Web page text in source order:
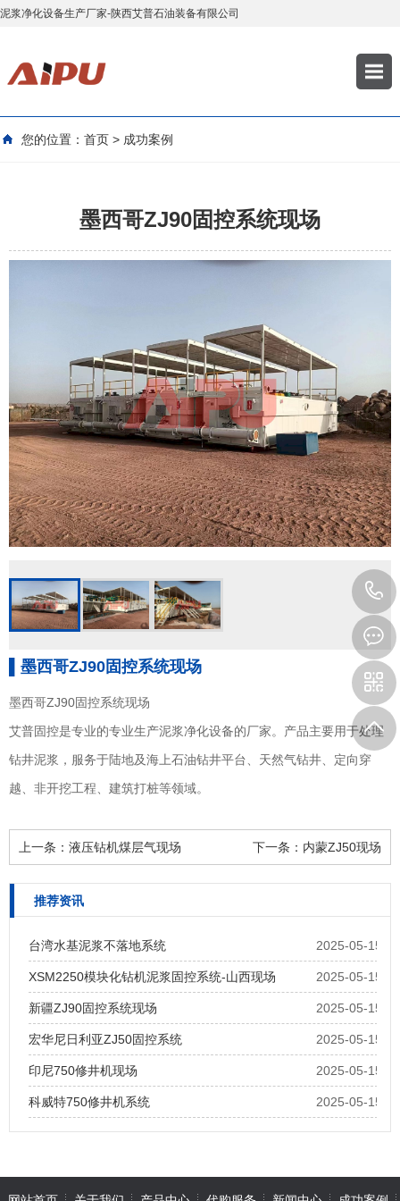
泥浆净化设备生产厂家-陕西艾普石油装备有限公司
您的位置： 首页 > 成功案例
墨西哥ZJ90固控系统现场
▌墨西哥ZJ90固控系统现场
墨西哥ZJ90固控系统现场
艾普固控是专业的专业生产泥浆净化设备的厂家。产品主要用于处理
钻井泥浆，服务于陆地及海上石油钻井平台、天然气钻井、定向穿
越、非开挖工程、建筑打桩等领域。
上一条： 液压钻机煤层气现场 下一条： 内蒙ZJ50现场
推荐资讯
2025-05-15
台湾水基泥浆不落地系统
2025-05-15
XSM2250模块化钻机泥浆固控系统-山西现场
2025-05-15
新疆ZJ90固控系统现场
2025-05-15
宏华尼日利亚ZJ50固控系统
2025-05-15
印尼750修井机现场
2025-05-15
科威特750修井机系统